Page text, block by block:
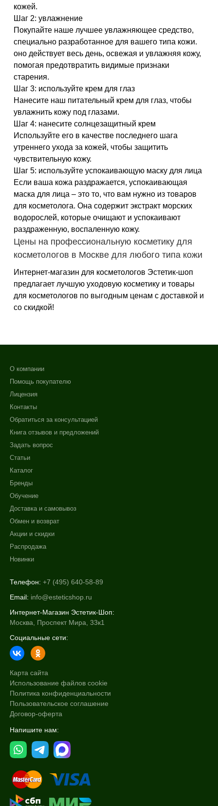
кожей.
Шаг 2: увлажнение
Покупайте наше лучшее увлажняющее средство,
специально разработанное для вашего типа кожи.
оно действует весь день, освежая и увлажняя кожу,
помогая предотвратить видимые признаки
старения.
Шаг 3: используйте крем для глаз
Нанесите наш питательный крем для глаз, чтобы
увлажнить кожу под глазами.
Шаг 4: нанесите солнцезащитный крем
Используйте его в качестве последнего шага
утреннего ухода за кожей, чтобы защитить
чувствительную кожу.
Шаг 5: используйте успокаивающую маску для лица
Если ваша кожа раздражается, успокаивающая
маска для лица – это то, что вам нужно из товаров
для косметолога. Она содержит экстракт морских
водорослей, которые очищают и успокаивают
раздраженную, воспаленную кожу.
Цены на профессиональную косметику для
косметологов в Москве для любого типа кожи
Интернет-магазин для косметологов Эстетик-шоп
предлагает лучшую уходовую косметику и товары
для косметологов по выгодным ценам с доставкой и
со скидкой!
О компании
Помощь покупателю
Лицензия
Контакты
Обратиться за консультацией
Книга отзывов и предложений
Задать вопрос
Статьи
Каталог
Бренды
Обучение
Доставка и самовывоз
Обмен и возврат
Акции и скидки
Распродажа
Новинки
Телефон: +7 (495) 640-58-89
Email: info@esteticshop.ru
Интернет-Магазин Эстетик-Шоп:
Москва, Проспект Мира, 33к1
Социальные сети:
Карта сайта
Использование файлов cookie
Политика конфиденциальности
Пользовательское соглашение
Договор-оферта
Напишите нам: